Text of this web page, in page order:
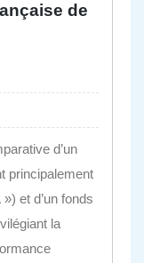
de
d’un
principalement
et d’un fonds
la